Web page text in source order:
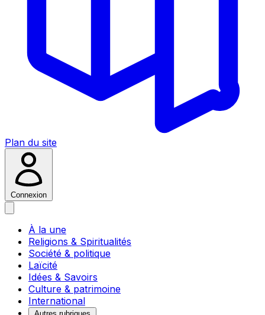
Plan du site
Connexion
À la une
Religions & Spiritualités
Société & politique
Laïcité
Idées & Savoirs
Culture & patrimoine
International